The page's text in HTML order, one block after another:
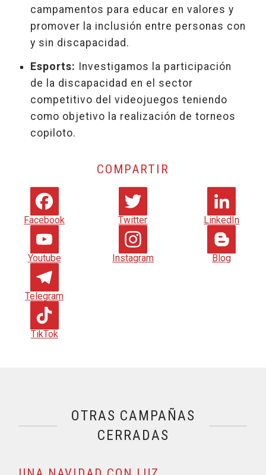
campamentos para educar en valores y
promover la inclusión entre personas con
y sin discapacidad.
Esports: Investigamos la participación
de la discapacidad en el sector
competitivo del videojuegos teniendo
como objetivo la realización de torneos
copiloto.
COMPARTIR
Facebook Twitter LinkedIn
Youtube Instagram Blog
Telegram
TikTok
Proyectos , visualizando página 2 de 3
OTRAS CAMPAÑAS
CERRADAS